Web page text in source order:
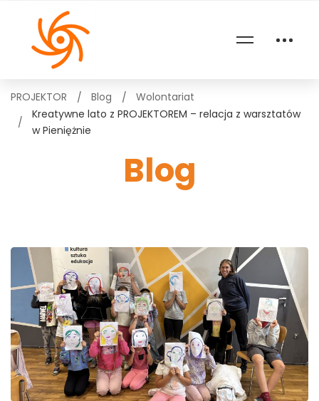
Blog
PROJEKTOR Blog
Wolontariat
Kreatywne lato z PROJEKTOREM – relacja z warsztatów
w Pieniężnie